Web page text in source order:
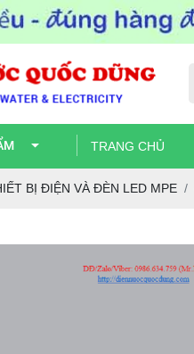
TRANG CHỦ
BỊ ĐIỆN VÀ ĐÈN LED MPE